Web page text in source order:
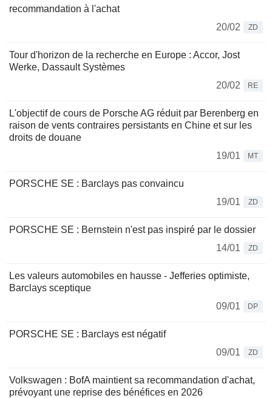
recommandation à l'achat
20/02
ZD
Tour d'horizon de la recherche en Europe : Accor, Jost
Werke, Dassault Systèmes
20/02
RE
L'objectif de cours de Porsche AG réduit par Berenberg en
raison de vents contraires persistants en Chine et sur les
droits de douane
19/01
MT
PORSCHE SE : Barclays pas convaincu
19/01
ZD
PORSCHE SE : Bernstein n'est pas inspiré par le dossier
14/01
ZD
Les valeurs automobiles en hausse - Jefferies optimiste,
Barclays sceptique
09/01
DP
PORSCHE SE : Barclays est négatif
09/01
ZD
Volkswagen : BofA maintient sa recommandation d'achat,
prévoyant une reprise des bénéfices en 2026